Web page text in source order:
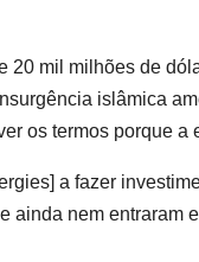
20 mil milhões de
islâmica
os termos porque
a fazer
ainda nem entraram